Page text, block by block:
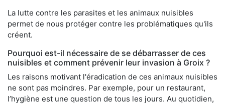
La lutte contre les parasites et les animaux nuisibles
permet de nous protéger contre les problématiques qu'ils
créent.
Pourquoi est-il nécessaire de se débarrasser de ces
nuisibles et comment prévenir leur invasion à Groix ?
Les raisons motivant l'éradication de ces animaux nuisibles
ne sont pas moindres. Par exemple, pour un restaurant,
l’hygiène est une question de tous les jours. Au quotidien,